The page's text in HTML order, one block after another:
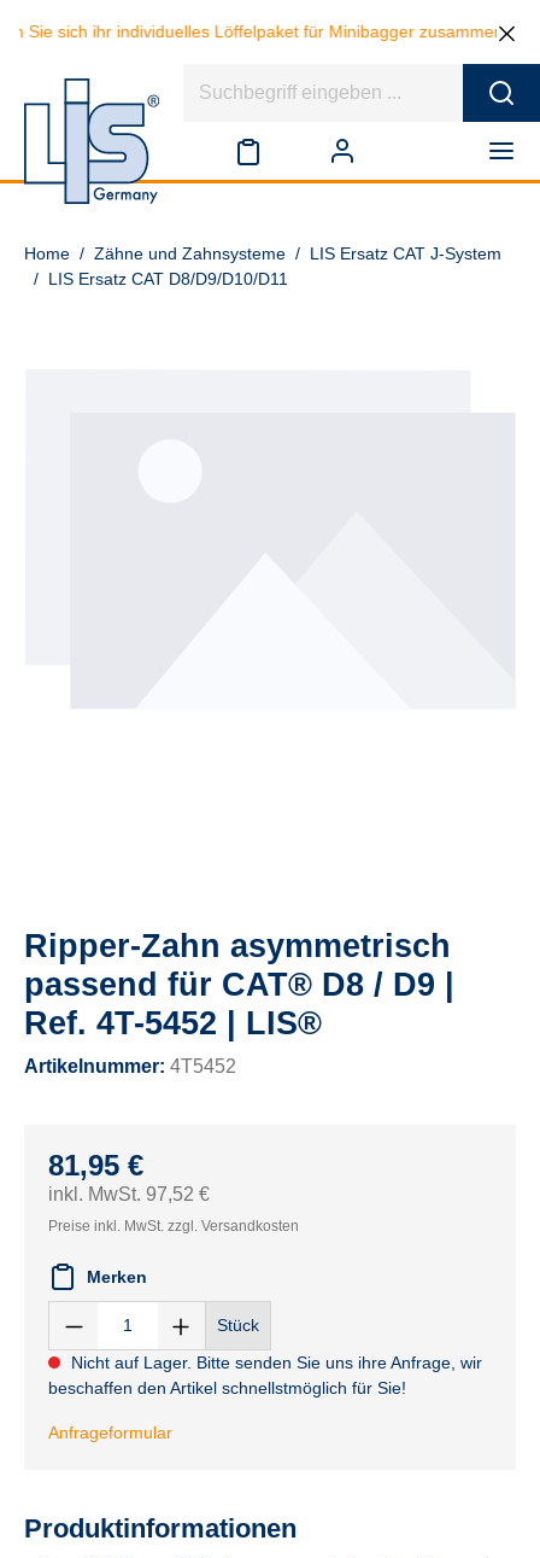
Sie sich ihr individuelles Löffelpaket für Minibagger zusammen und
Home / Zähne und Zahnsysteme / LIS Ersatz CAT J-System
/ LIS Ersatz CAT D8/D9/D10/D11
Ripper-Zahn asymmetrisch
passend für CAT® D8 / D9 |
Ref. 4T-5452 | LIS®
Artikelnummer: 4T5452
81,95 €
inkl. MwSt. 97,52 €
Preise inkl. MwSt. zzgl. Versandkosten
Merken
Stück
Nicht auf Lager. Bitte senden Sie uns ihre Anfrage, wir
beschaffen den Artikel schnellstmöglich für Sie!
Anfrageformular
Produktinformationen